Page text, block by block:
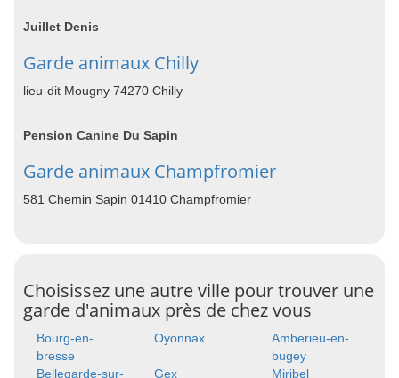
Juillet Denis
Garde animaux Chilly
lieu-dit Mougny 74270 Chilly
Pension Canine Du Sapin
Garde animaux Champfromier
581 Chemin Sapin 01410 Champfromier
Choisissez une autre ville pour trouver une
garde d'animaux près de chez vous
Bourg-en-
bresse
Oyonnax
Amberieu-en-
bugey
Bellegarde-sur-
Gex
Miribel